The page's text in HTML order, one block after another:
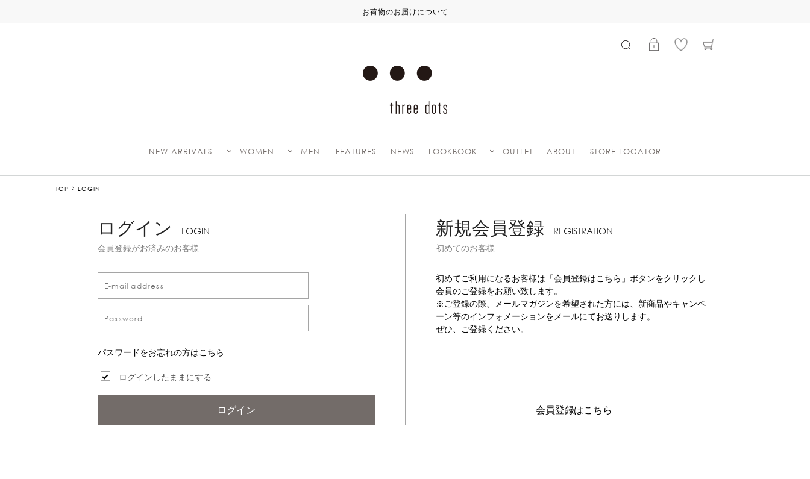
お荷物のお届けについて
NEW ARRIVALS WOMEN MEN FEATURES NEWS LOOKBOOK OUTLET ABOUT STORE LOCATOR
TOP LOGIN
ログイン LOGIN
会員登録がお済みのお客様
パスワードをお忘れの方はこちら
ログインしたままにする
ログイン
新規会員登録 REGISTRATION
初めてのお客様
初めてご利用になるお客様は「会員登録はこちら」ボタンをクリックし
会員のご登録をお願い致します。
※ご登録の際、メールマガジンを希望された方には、新商品やキャンペ
ーン等のインフォメーションをメールにてお送りします。
ぜひ、ご登録ください。
会員登録はこちら